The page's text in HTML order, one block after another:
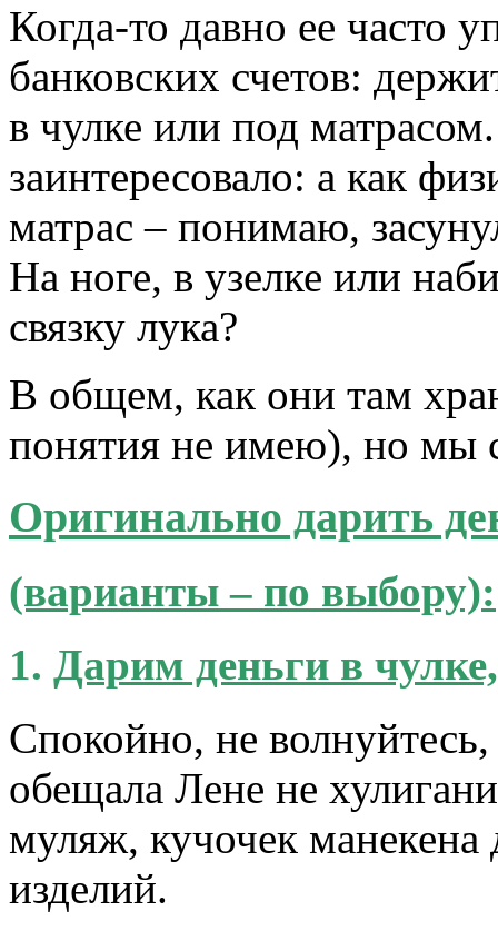
Когда-то давно ее часто
банковских счетов:
в чулке или под
заинтересовало: а как
матрас – понимаю,
На ноге, в узелке или
связку лука?
В общем, как они там
понятия не имею), но мы
Оригинально дарить
(варианты – по выбору):
1. Дарим деньги в
Спокойно, не
обещала Лене не
муляж, кучочек
изделий.